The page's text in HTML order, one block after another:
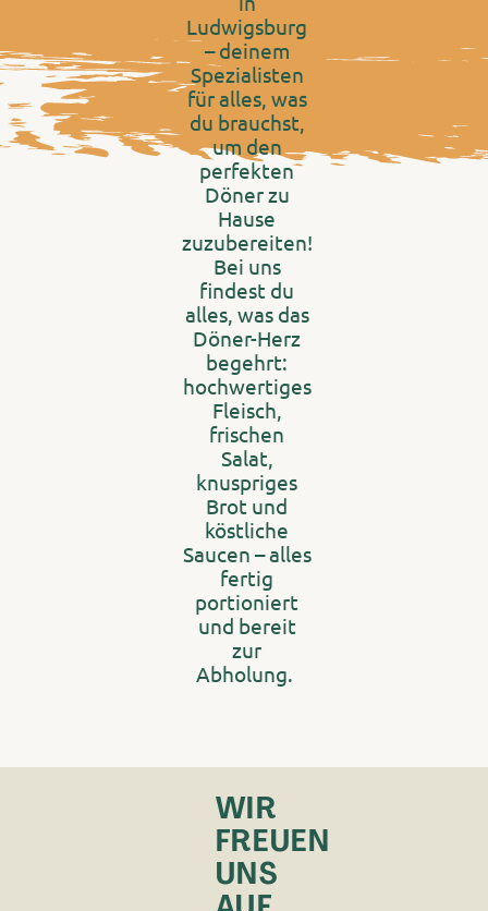
Ludwigsburg
– deinem
Spezialisten
für alles, was
du brauchst,
um den
perfekten
Döner zu
Hause
zuzubereiten!
Bei uns
findest du
alles, was das
Döner-Herz
begehrt:
hochwertiges
Fleisch,
frischen
Salat,
knuspriges
Brot und
köstliche
Saucen – alles
fertig
portioniert
und bereit
zur
Abholung.
WIR
FREUEN
UNS